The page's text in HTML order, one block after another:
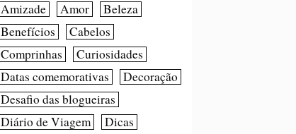
Amizade Amor
Beleza
Benefícios
Cabelos
Comprinhas
Curiosidades
Datas comemorativas
Decoração
Desafio das blogueiras
Diário de Viagem
Dicas